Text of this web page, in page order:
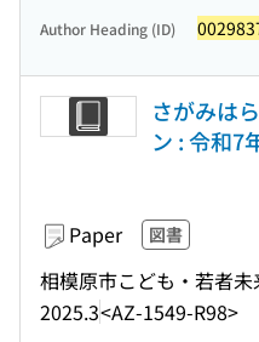
Author Heading (ID)
さがみは
ン : 令和7
Paper 図書
相模原市こども・若者
2025.3<AZ-1549-R98>